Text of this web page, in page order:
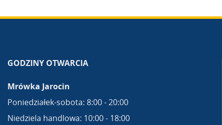
GODZINY OTWARCIA
Mrówka Jarocin
Poniedziałek-sobota: 8:00 - 20:00
Niedziela handlowa: 10:00 - 18:00